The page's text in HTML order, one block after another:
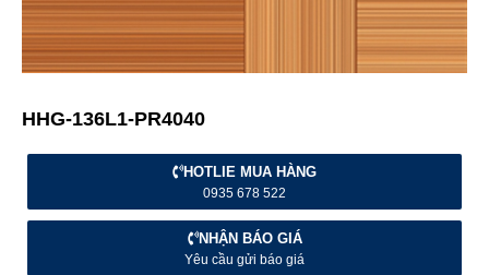
HHG-136L1-PR4040
HOTLIE MUA HÀNG
0935 678 522
NHẬN BÁO GIÁ
Yêu cầu gửi báo giá